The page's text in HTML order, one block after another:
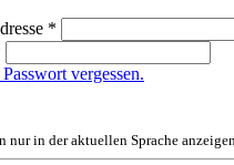
*
vergessen.
nur in der aktuellen Sprache anzeigen.